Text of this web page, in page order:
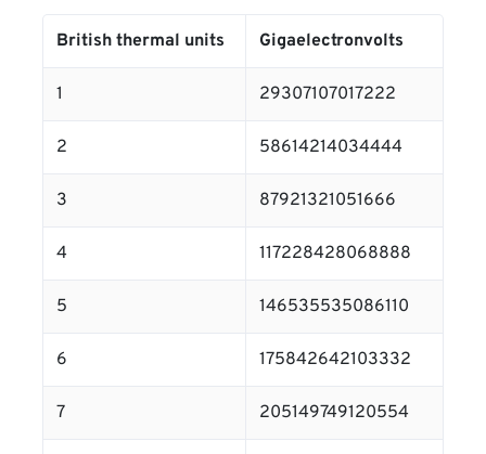
British thermal units Gigaelectronvolts
1 29307107017222
2 58614214034444
3 87921321051666
4 117228428068888
5 146535535086110
6 175842642103332
7 205149749120554